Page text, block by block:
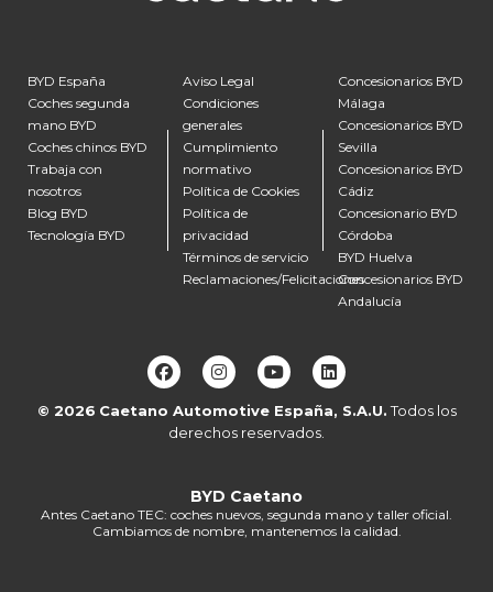
BYD España
Coches segunda
mano BYD
Coches chinos BYD
Trabaja con
nosotros
Blog BYD
Tecnología BYD
Aviso Legal
Condiciones
generales
Cumplimiento
normativo
Política de Cookies
Política de
privacidad
Términos de servicio
Reclamaciones/Felicitaciones
Concesionarios BYD
Málaga
Concesionarios BYD
Sevilla
Concesionarios BYD
Cádiz
Concesionario BYD
Córdoba
BYD Huelva
Concesionarios BYD
Andalucía
© 2026 Caetano Automotive España, S.A.U.Todos los
derechos reservados.
BYD Caetano
Antes Caetano TEC: coches nuevos, segunda mano y taller oficial.
Cambiamos de nombre, mantenemos la calidad.